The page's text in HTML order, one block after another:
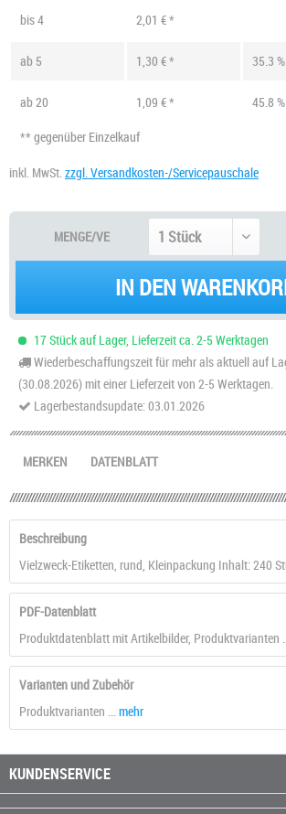
bis4 2,01 € *
ab 5 1,30 € * 35.3
ab20 1,09 € *
45.8
** gegenüber Einzelkauf
inkl. MwSt. zzgl. Versandkosten-/Servicepauschale
MENGE/VE
IN DEN
17 Stück auf Lager, Lieferzeit ca. 2-5 Werktagen
Wiederbeschaffungszeit für mehr als aktuell auf
(30.08.2026) mit einer Lieferzeit von 2-5 Werktagen.
Lagerbestandsupdate: 03.01.2026
DATENBLATT
MERKEN
Beschreibung
Vielzweck-Etiketten, rund, Kleinpackung Inhalt: 240
PDF-Datenblatt
Produktdatenblatt mit Artikelbilder, Produktvarianten ...
Varianten und Zubehör
Produktvarianten ... mehr
KUNDENSERVICE